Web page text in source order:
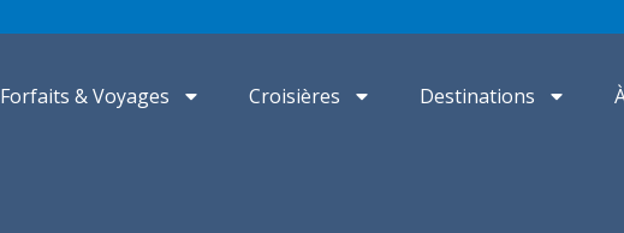
Forfaits & Voyages Croisières Destinations